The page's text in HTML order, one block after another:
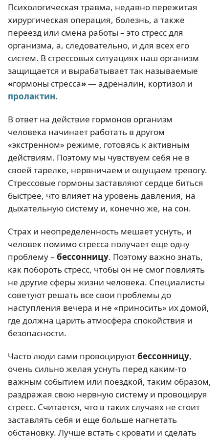
Психологическая травма, недавно пережитая
хирургическая операция, болезнь, а также
переезд или смена работы – это стресс для
организма, а, следовательно, и для всех его
систем. В стрессовых ситуациях наш организм
защищается и вырабатывает так называемые
«гормоны стресса»— адреналин, кортизол и
пролактин.
В ответ на действие гормонов организм
человека начинает работать в другом
«экстренном» режиме, готовясь к активным
действиям. Поэтому мы чувствуем себя не в
своей тарелке, нервничаем и ощущаем тревогу.
Стрессовые гормоны заставляют сердце биться
быстрее, что влияет на уровень давления, на
дыхательную систему и, конечно же, на сон.
Страх и неопределенность мешает уснуть, и
человек помимо стресса получает еще одну
проблему – бессонницу. Поэтому важно знать,
как побороть стресс, чтобы он не смог повлиять
не другие сферы жизни человека. Специалисты
советуют решать все свои проблемы до
наступления вечера и не «приносить» их домой,
где должна царить атмосфера спокойствия и
безопасности.
Часто люди сами провоцируютбессонницу,
очень сильно желая уснуть перед каким-то
важным событием или поездкой, таким образом,
раздражая свою нервную систему и провоцируя
стресс. Считается, что в таких случаях не стоит
заставлять себя и еще больше нагнетать
обстановку. Лучше встать с кровати и сделать